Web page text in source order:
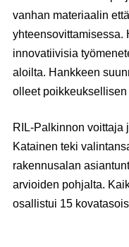
vanhan materiaalin
yhteensovittamisessa.
innovatiivisia
aloilta. Hankkeen
olleet
RIL-Palkinnon voittaja
Katainen teki
rakennusalan
arvioiden pohjalta.
osallistui 15